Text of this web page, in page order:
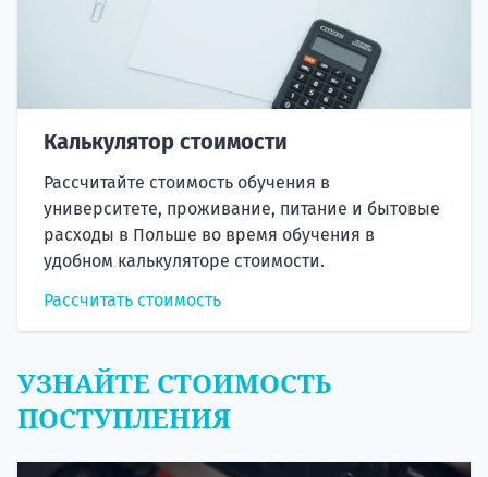
Калькулятор стоимости
Рассчитайте стоимость обучения в
университете, проживание, питание и бытовые
расходы в Польше во время обучения в
удобном калькуляторе стоимости.
Рассчитать стоимость
УЗНАЙТЕ СТОИМОСТЬ
ПОСТУПЛЕНИЯ